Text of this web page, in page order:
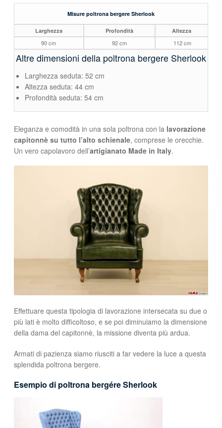
Misure poltrona bergere Sherlook
Larghezza Profondità Altezza
90 cm 92 cm 112 cm
Altre dimensioni della poltrona bergere Sherlook
Larghezza seduta: 52 cm
Altezza seduta: 44 cm
Profondità seduta: 54 cm
Eleganza e comodità in una sola poltrona con la lavorazione
capitonnè su tutto l’alto schienale, comprese le orecchie.
Un vero capolavoro dell’artigianato Made in Italy.
Effettuare questa tipologia di lavorazione intersecata su due o
più lati è molto difficoltoso, e se poi diminuiamo la dimensione
della dama del capitonnè, la missione diventa più ardua.
Armati di pazienza siamo riusciti a far vedere la luce a questa
splendida poltrona bergere.
Esempio di poltrona bergére Sherlook